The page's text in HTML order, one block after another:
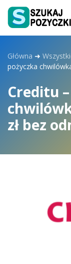
Główna ➜
pożyczka
Creditu
zł bez